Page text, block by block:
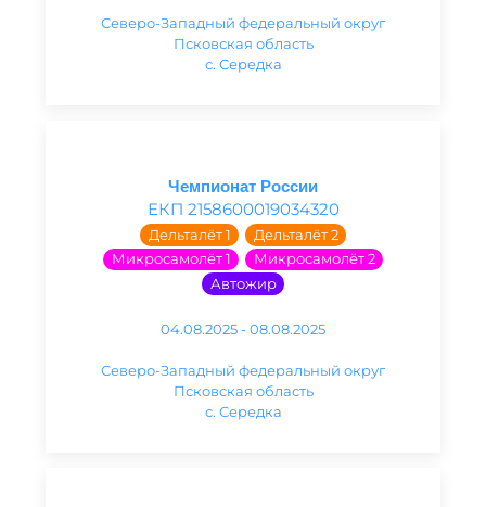
Северо-Западный федеральный округ
Псковская область
с. Середка
Чемпионат России
ЕКП 2158600019034320
Дельталёт 1
Дельталёт 2
Микросамолёт 1
Микросамолёт 2
Автожир
04.08.2025 - 08.08.2025
Северо-Западный федеральный округ
Псковская область
с. Середка